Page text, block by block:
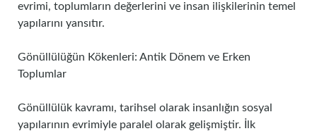
evrimi, toplumların değerlerini ve insan ilişkilerinin temel
yapılarını yansıtır.
Gönüllülüğün Kökenleri: Antik Dönem ve Erken
Toplumlar
Gönüllülük kavramı, tarihsel olarak insanlığın sosyal
yapılarının evrimiyle paralel olarak gelişmiştir. İlk